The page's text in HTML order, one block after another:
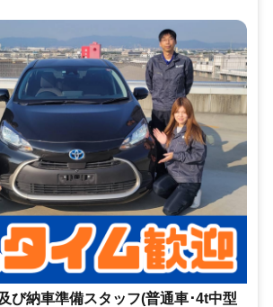
び納車準備スタッフ(普通車･4t中型